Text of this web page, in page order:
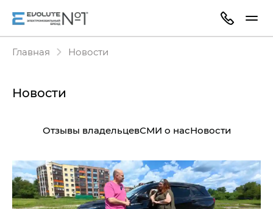
Главная Новости
Новости
Отзывы владельцевСМИ о насНовости